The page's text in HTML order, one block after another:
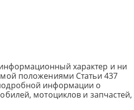
характер и ни
положениями Статьи 437
информации о
мотоциклов и запчастей,